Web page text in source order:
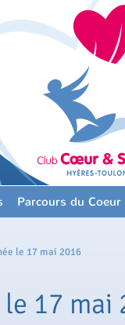
Parcours du Coeur
le 17 mai 2016
17 mai